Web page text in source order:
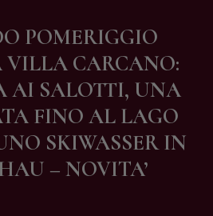
POMERIGGIO
VILLA CARCANO:
AI SALOTTI, UNA
FINO AL LAGO
SKIWASSER IN
– NOVITA’